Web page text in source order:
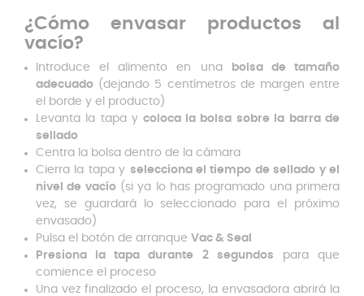
¿Cómo envasar productos al
vacío?
Introduce el alimento en una
bolsa de tamaño
adecuado (dejando 5 centímetros de margen entre
el borde y el producto)
Levanta la tapa y coloca la bolsa sobre la barra de
sellado
Centra la bolsa dentro de la cámara
Cierra la tapa y selecciona el tiempo de sellado y el
nivel de vacío(si ya lo has programado una primera
vez, se guardará lo seleccionado para el próximo
envasado)
Pulsa el botón de arranque Vac & Seal
Presiona la tapa durante 2 segundos para que
comience el proceso
Una vez finalizado el proceso, la envasadora abrirá la